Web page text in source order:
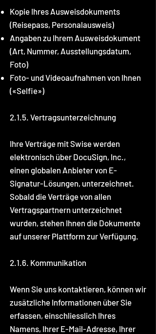
Kopie Ihres Ausweisdokuments
(Reisepass, Personalausweis)
Angaben zu Ihrem Ausweisdokument
(Art, Nummer, Ausstellungsdatum,
Foto)
Foto- und Videoaufnahmen von Ihnen
(«Selfie»)
2.1.5. Vertragsunterzeichnung
Ihre Verträge mit Swise werden
elektronisch über DocuSign, Inc.,
einen globalen Anbieter von E-
Signatur-Lösungen, unterzeichnet.
Sobald die Verträge von allen
Vertragspartnern unterzeichnet
wurden, stehen Ihnen die Dokumente
auf unserer Plattform zur Verfügung.
2.1.6. Kommunikation
Wenn Sie uns kontaktieren, können wir
zusätzliche Informationen über Sie
erfassen, einschliesslich Ihres
Namens, Ihrer E-Mail-Adresse, Ihrer